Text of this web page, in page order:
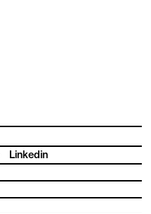
Linkedin